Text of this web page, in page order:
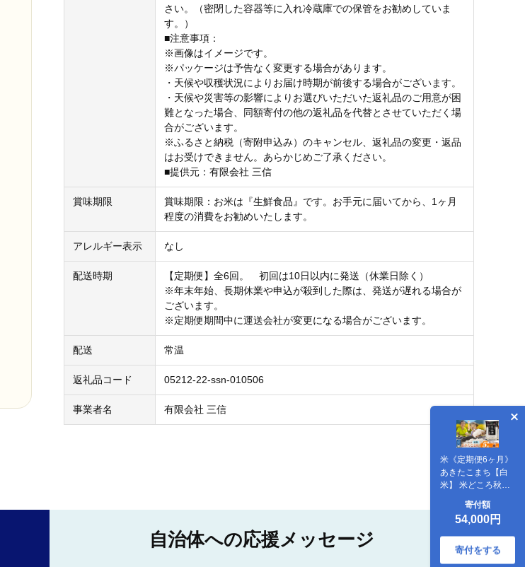
米《定期便6ヶ月》
あきたこまち【白
米】 米どころ秋田
県大仙市産 令和7年
産 精米
5kg（5kg×1袋）
[米 お米 こめ 白米
精米 あきたこまち
ブランド米 通算23
寄付額
54,000円
寄付をする
さい。（密閉した容器等に入れ冷蔵庫での保管をお勧めしていま
す。）
■注意事項：
※画像はイメージです。
※パッケージは予告なく変更する場合があります。
・天候や収穫状況によりお届け時期が前後する場合がございます。
・天候や災害等の影響によりお選びいただいた返礼品のご用意が困
難となった場合、同額寄付の他の返礼品を代替とさせていただく場
合がございます。
※ふるさと納税（寄附申込み）のキャンセル、返礼品の変更・返品
はお受けできません。あらかじめご了承ください。
■提供元：有限会社 三信
賞味期限
賞味期限：お米は『生鮮食品』です。お手元に届いてから、1ヶ月
程度の消費をお勧めいたします。
アレルギー表示 なし
配送時期
【定期便】全6回。 初回は10日以内に発送（休業日除く）
※年末年始、長期休業や申込が殺到した際は、発送が遅れる場合が
ございます。
※定期便期間中に運送会社が変更になる場合がございます。
配送 常温
返礼品コード 05212-22-ssn-010506
事業者名 有限会社 三信
自治体への応援メッセージ